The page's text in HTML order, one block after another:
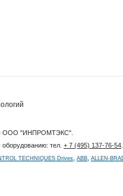
ООО "ИНПРОМТЭКС".
тел. + 7 (495) 137-76-54
TECHNIQUES Drives ABB ALLEN-